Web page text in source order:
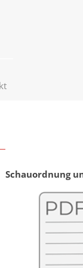
Schauordnung